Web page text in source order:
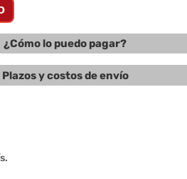
¿Cómo lo puedo pagar?
Plazos y costos de envío